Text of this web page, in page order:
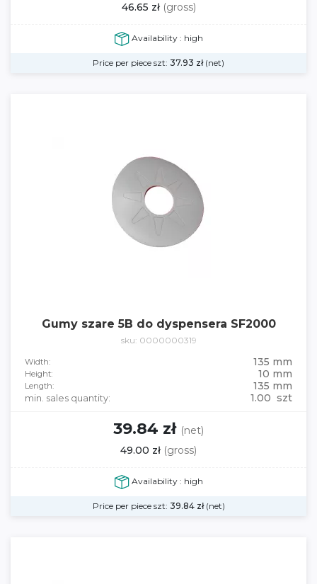
46.65 zł (gross)
Availability : high
Price per piece szt: 37.93 zł(net)
Gumy szare 5B do dyspensera SF2000
sku: 0000000319
Width: 135 mm
Height: 10 mm
Length: 135 mm
min. sales quantity: 1.00 szt
39.84 zł (net)
49.00 zł (gross)
Availability : high
Price per piece szt: 39.84 zł(net)